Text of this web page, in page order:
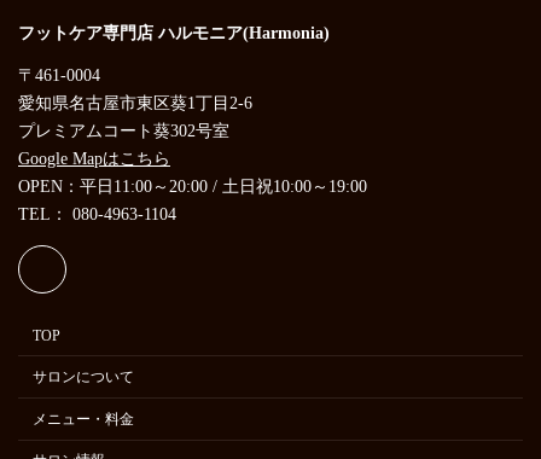
フットケア専門店 ハルモニア(Harmonia)
〒461-0004
愛知県名古屋市東区葵1丁目2-6
プレミアムコート葵302号室
Google Mapはこちら
OPEN：平日11:00～20:00 / 土日祝10:00～19:00
TEL： 080-4963-1104
TOP
サロンについて
メニュー・料金